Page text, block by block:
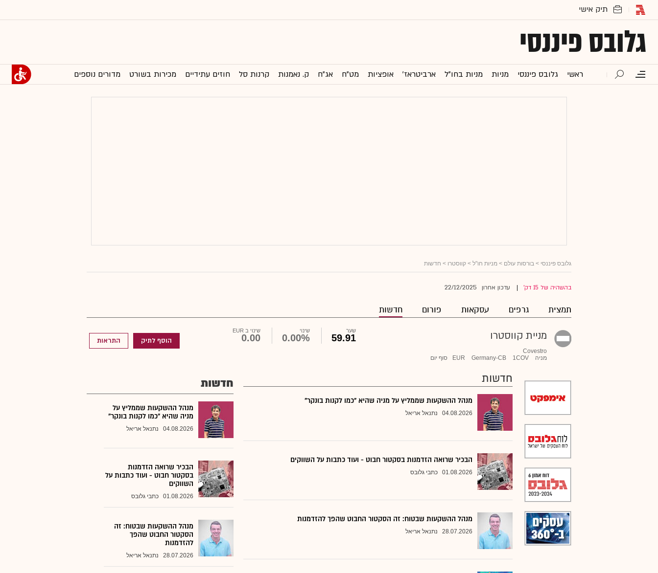
גלובס פיננסי
ראשי גלובס פיננסי מניות מניות בחו"ל ארביטראז' אופציות מט"ח אג"ח ק. נאמנות קרנות סל חוזים עתידיים מכירות בשורט מדורים נוספים
גלובס פיננסי > בורסות עולם > מניות חו"ל > קווסטרו > חדשות
בהשהיה של 15 דק' עדכון אחרון 22/12/2025
תמצית גרפים עסקאות פורום חדשות
מניית קווסטרו
Covestro
מניה
1COV
Germany-CB
EUR סוף יום
שער
59.91
שינוי
0.00%
שינוי ב EUR
0.00 הוסף לתיק התראות
חדשות
מנהל ההשקעות שממליץ על מניה שהיא "כמו לקנות בונקר"
04.08.2026 נתנאל אריאל
הבכיר שרואה הזדמנות בסקטור חבוט - ועוד כתבות על השווקים
01.08.2026 כתבי גלובס
מנהל ההשקעות שבטוח: זה הסקטור החבוט שהפך להזדמנות
28.07.2026 נתנאל אריאל
חדשות
מנהל ההשקעות שממליץ על
מניה שהיא "כמו לקנות בונקר"
04.08.2026 נתנאל אריאל
הבכיר שרואה הזדמנות
בסקטור חבוט - ועוד כתבות על
השווקים
01.08.2026 כתבי גלובס
מנהל ההשקעות שבטוח: זה
הסקטור החבוט שהפך
להזדמנות
28.07.2026 נתנאל אריאל